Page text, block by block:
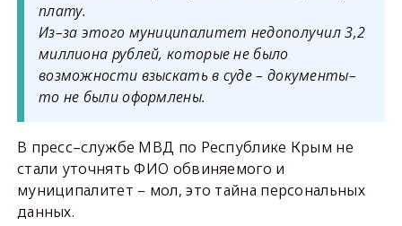
плату.
Из–за этого муниципалитет недополучил 3,2
миллиона рублей, которые не было
возможности взыскать в суде – документы–
то не были оформлены.
В пресс–службе МВД по Республике Крым не
стали уточнять ФИО обвиняемого и
муниципалитет – мол, это тайна персональных
данных.